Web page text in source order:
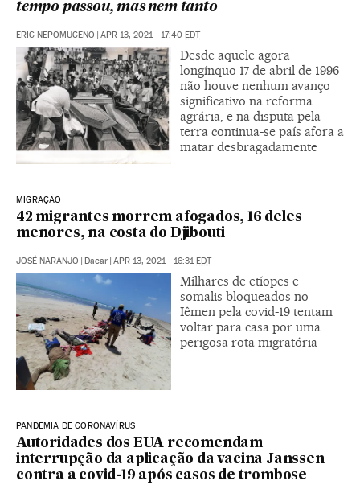
tempo passou, mas nem tanto
ERIC NEPOMUCENO APR 13, 2021 - 17:40 EDT
Desde aquele agora
longínquo 17 de abril de 1996
não houve nenhum avanço
significativo na reforma
agrária, e na disputa pela
terra continua-se país afora a
matar desbragadamente
MIGRAÇÃO
42 migrantes morrem afogados, 16 deles
menores, na costa do Djibouti
JOSÉ NARANJO Dacar APR 13, 2021 - 16:31 EDT
Milhares de etíopes e
somalis bloqueados no
Iêmen pela covid-19 tentam
voltar para casa por uma
perigosa rota migratória
PANDEMIA DE CORONAVÍRUS
Autoridades dos EUA recomendam
interrupção da aplicação da vacina Janssen
contra a covid-19 após casos de trombose